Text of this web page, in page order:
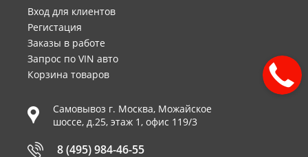
Вход для клиентов
Регистация
Заказы в работе
Запрос по VIN авто
Корзина товаров
Самовывоз г. Москва, Можайское
шоссе, д.25, этаж 1, офис 119/3
8 (495) 984-46-55